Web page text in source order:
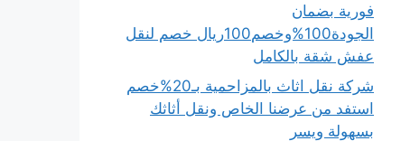
فورية بضمان
الجودة100%وخصم100ريال خصم لنقل
عفش شقة بالكامل
شركة نقل اثاث بالمزاحمية بـ20%خصم
استفد من عرضنا الخاص ونقل أثاثك
بسهولة ويسر